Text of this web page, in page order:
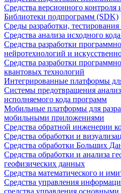
Средства версионного контроля
Библиотеки подпрограмм (SDK)
Среды разработки, тестирования
Средства анализа исходного
Средства разработки
нейротехнологий и
Средства разработки
квантовых технологий
Интегрированные платформы
Системы предотвращения
исполняемого кода программ
Мобильные платформы для
мобильными приложениями
Средства обратной инженерии
Средства обработки и
Средства обработки Больших
Средства обработки и анализа
геофизических данных
Средства математического и
Средства управления
средства управления